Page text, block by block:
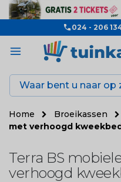
024 - 206
Home Broeikassen
met verhoogd
Terra BS
verhoogd